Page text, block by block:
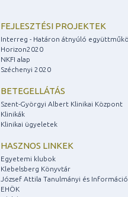
FEJLESZTÉSI PROJEKTEK
Interreg - Határon átnyúló
Horizon2020
NKFI alap
Széchenyi 2020
BETEGELLÁTÁS
Szent-Györgyi Albert Klinikai Központ
Klinikák
Klinikai ügyeletek
HASZNOS LINKEK
Egyetemi klubok
Klebelsberg Könyvtár
József Attila Tanulmányi és
EHÖK